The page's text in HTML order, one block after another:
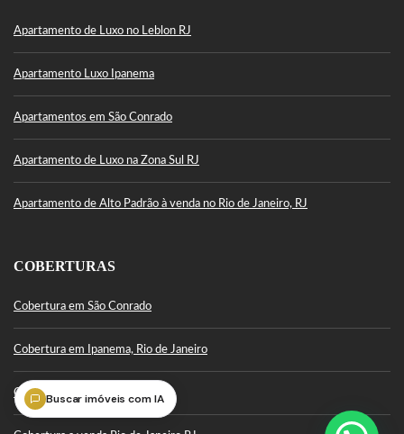
Apartamento de Luxo no Leblon RJ
Apartamento Luxo Ipanema
Apartamentos em São Conrado
Apartamento de Luxo na Zona Sul RJ
Apartamento de Alto Padrão à venda no Rio de Janeiro, RJ
COBERTURAS
Cobertura em São Conrado
Cobertura em Ipanema, Rio de Janeiro
Cobertura Leblon
Buscar imóveis com IA